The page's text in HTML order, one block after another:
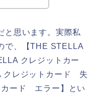
と思います。実際私
で、【THE STELLA
クレジットカー
クレジットカード 失
カード エラー】とい